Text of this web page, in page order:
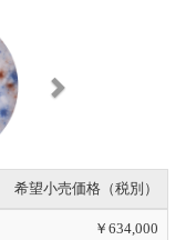
t
希望小売価格（税別）
￥634,000